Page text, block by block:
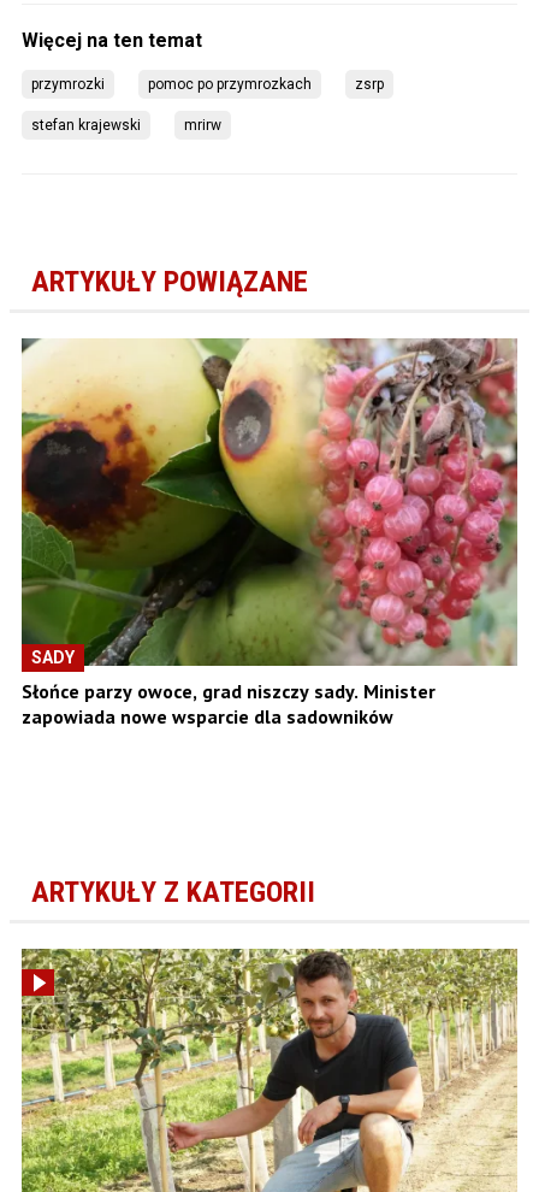
przymrozki pomoc po przymrozkach zsrp
stefan krajewski mrirw
ARTYKUŁY POWIĄZANE
SADY
Słońce parzy owoce, grad niszczy sady. Minister
zapowiada nowe wsparcie dla sadowników
ARTYKUŁY Z KATEGORII